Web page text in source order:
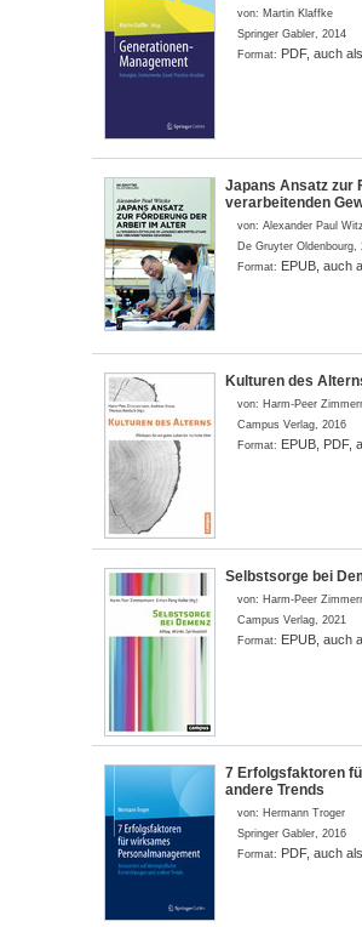
von: Martin Klaffke
Springer Gabler, 2014
Format: PDF, auch
Japans Ansatz zur
verarbeitenden
von: Alexander Paul
De Gruyter Oldenbourg,
Format: EPUB, auch
Kulturen des
von: Harm-Peer
Campus Verlag, 2016
Format: EPUB, PDF,
Selbstsorge bei
von: Harm-Peer
Campus Verlag, 2021
Format: EPUB, auch
7 Erfolgsfaktoren
andere Trends
von: Hermann Troger
Springer Gabler, 2016
Format: PDF, auch